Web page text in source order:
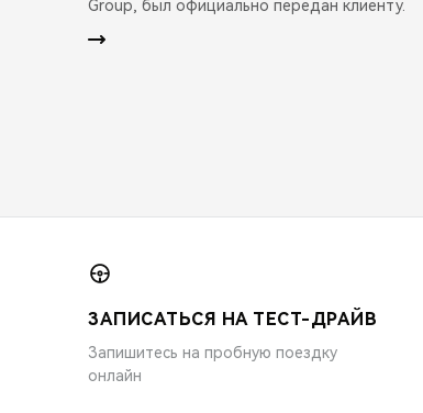
Group, был официально передан клиенту.
ЗАПИСАТЬСЯ НА ТЕСТ-ДРАЙВ
Запишитесь на пробную поездку
онлайн